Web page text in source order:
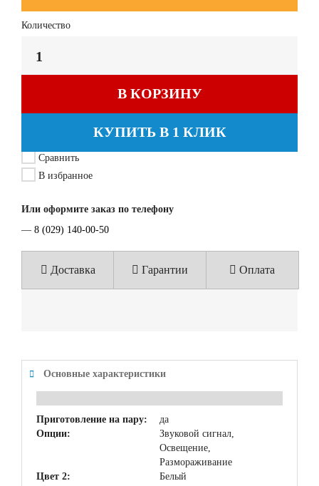
Количество
В КОРЗИНУ
КУПИТЬ В 1 КЛИК
Сравнить
В избранное
Или оформите заказ по телефону
— 8 (029) 140-00-50
Доставка Гарантии Оплата
Основные характеристики
Приготовление на пару:
да
Опции:
Звуковой сигнал,
Освещение,
Размораживание
Цвет 2:
Белый